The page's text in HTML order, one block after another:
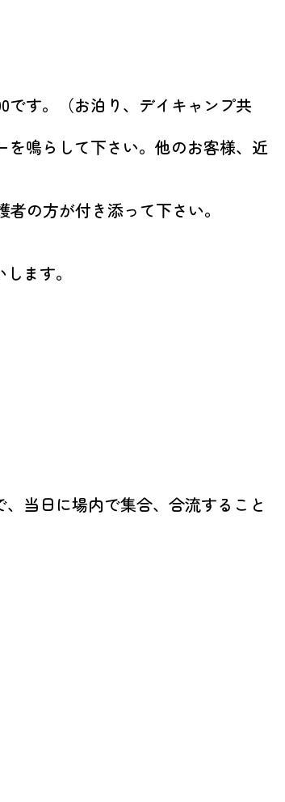
です。（お泊り、デイキャンプ共
を鳴らして下さい。他のお客様、近
の方が付き添って下さい。
ます。
当日に場内で集合、合流すること